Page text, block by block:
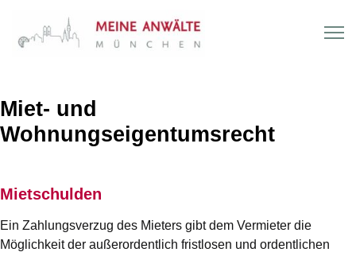
Miet- und
Wohnungseigentumsrecht
Mietschulden
Ein Zahlungsverzug des Mieters gibt dem Vermieter die
Möglichkeit der außerordentlich fristlosen und ordentlichen